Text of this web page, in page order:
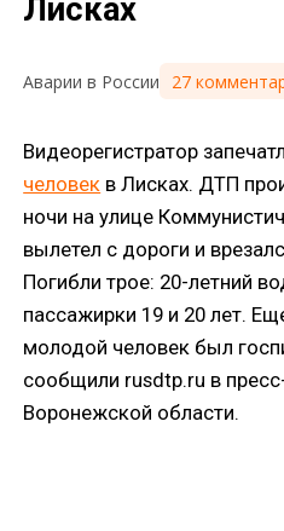
Лисках
Аварии в России 27
Видеорегистратор
человек в Лисках. ДТП
ночи на улице
вылетел с дороги и
Погибли трое: 20-летний
пассажирки 19 и 20 лет.
молодой человек был
сообщили rusdtp.ru в
Воронежской области.